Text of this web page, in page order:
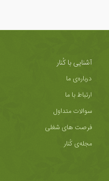
آشنایی با کُنار
درباره‌ی ما
ارتباط با ما
سوالات متداول
فرصت های شغلی
مجله‌ی کُنار